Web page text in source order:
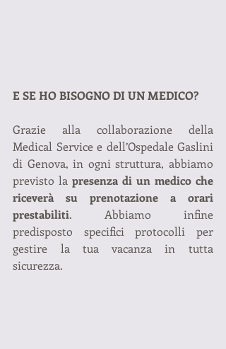
E SE HO BISOGNO DI UN MEDICO?
Grazie alla collaborazione della
Medical Service e dell’Ospedale Gaslini
di Genova, in ogni struttura, abbiamo
previsto la presenza di un medico che
riceverà su prenotazione a orari
prestabiliti. Abbiamo infine
predisposto specifici protocolli per
gestire la tua vacanza in tutta
sicurezza.